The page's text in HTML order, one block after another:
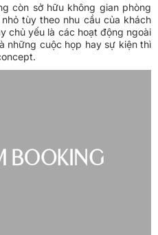
còn sở hữu không gian phòng
tùy theo nhu cầu của khách
chủ yếu là các hoạt động ngoài
những cuộc họp hay sự kiện thì